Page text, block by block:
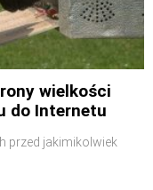
wielkości
do Internetu
przed jakimikolwiek